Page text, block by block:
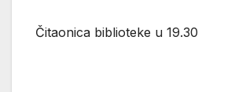
Čitaonica biblioteke u 19.30